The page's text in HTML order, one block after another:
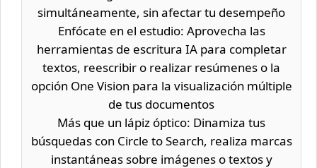
simultáneamente, sin afectar tu desempeño
Enfócate en el estudio: Aprovecha las
herramientas de escritura IA para completar
textos, reescribir o realizar resúmenes o la
opción One Vision para la visualización múltiple
de tus documentos
Más que un lápiz óptico: Dinamiza tus
búsquedas con Circle to Search, realiza marcas
instantáneas sobre imágenes o textos y